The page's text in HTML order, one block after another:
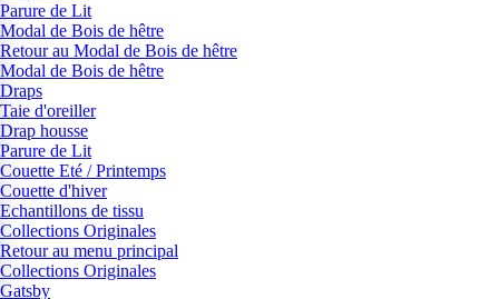
Parure de Lit
Modal de Bois de hêtre
Retour au Modal de Bois de hêtre
Modal de Bois de hêtre
Draps
Taie d'oreiller
Drap housse
Parure de Lit
Couette Eté / Printemps
Couette d'hiver
Echantillons de tissu
Collections Originales
Retour au menu principal
Collections Originales
Gatsby